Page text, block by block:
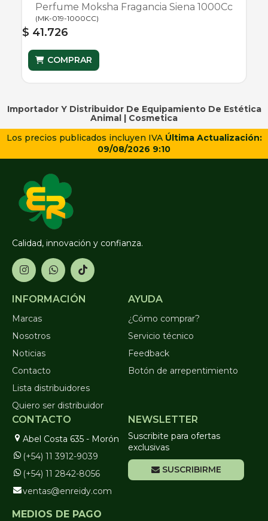
Perfume Moksha Fragancia Siena 1000Cc
(MK-019-1000CC)
$ 41.726
COMPRAR
Importador Y Distribuidor De Equipamiento De Estética
Animal | Cosmetica
Los precios publicados incluyen IVA Última Actualización:
09/08/2026 9:10
Calidad, innovación y confianza.
INFORMACIÓN
Marcas
Nosotros
Noticias
Contacto
Lista distribuidores
Quiero ser distribuidor
AYUDA
¿Cómo comprar?
Servicio técnico
Feedback
Botón de arrepentimiento
CONTACTO
Abel Costa 635 - Morón
(+54) 11 3912-9039
(+54) 11 2842-8056
ventas@enreidy.com
NEWSLETTER
Suscribite para ofertas
exclusivas
SUSCRIBIRME
MEDIOS DE PAGO